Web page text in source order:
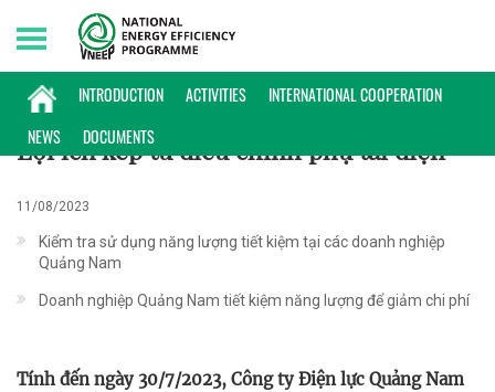
INTRODUCTION ACTIVITIES
INTERNATIONAL COOPERATION
NEWS
DOCUMENTS
Sunday, 09/08/2026 | 13:28 GMT+7
KINH NGHIỆM TRIỂN KHAI
Lợi ích kép từ điều chỉnh phụ tải điện
11/08/2023
Kiểm tra sử dụng năng lượng tiết kiệm tại các doanh nghiệp
Quảng Nam
Doanh nghiệp Quảng Nam tiết kiệm năng lượng để giảm chi phí
Tính đến ngày 30/7/2023, Công ty Điện lực Quảng Nam